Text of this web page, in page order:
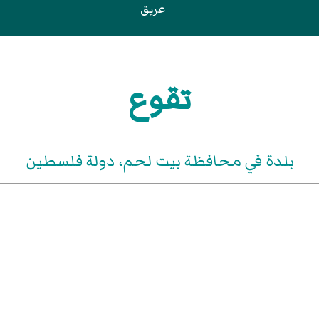
عريق
تقوع
بلدة في محافظة بيت لحم، دولة فلسطين